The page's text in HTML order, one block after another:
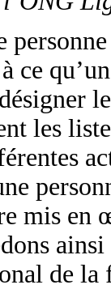
ce
les
mis en
de